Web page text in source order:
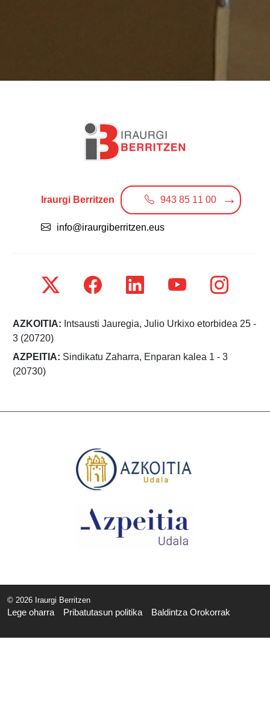
AZKOITIA: Intsausti Jauregia, Julio Urkixo etorbidea 25 -
3 (20720)
AZPEITIA: Sindikatu Zaharra, Enparan kalea 1 - 3
(20730)
Iraurgi Berritzen 943 85 11 00
info@iraurgiberritzen.eus
© 2026 Iraurgi Berritzen
Lege oharra Pribatutasun politika Baldintza Orokorrak